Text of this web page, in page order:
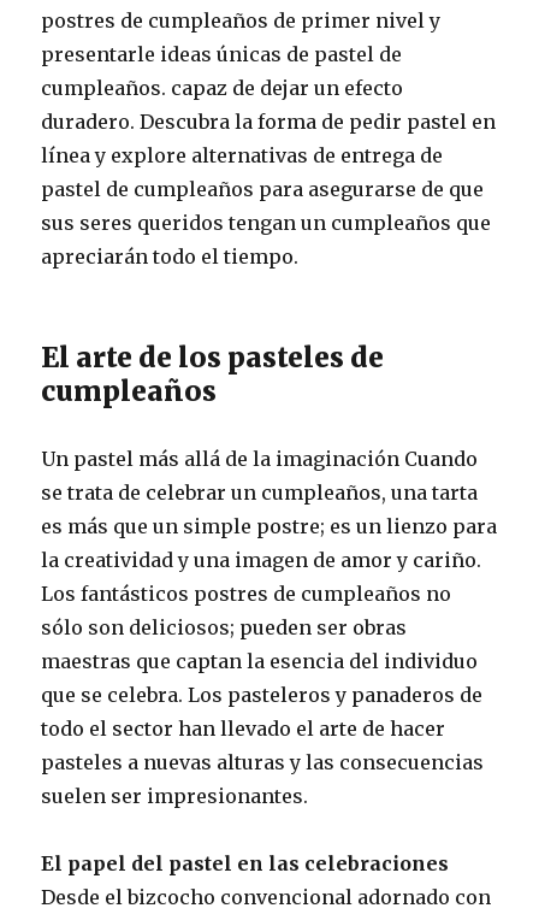
postres de cumpleaños de primer nivel y
presentarle ideas únicas de pastel de
cumpleaños. capaz de dejar un efecto
duradero. Descubra la forma de pedir pastel en
línea y explore alternativas de entrega de
pastel de cumpleaños para asegurarse de que
sus seres queridos tengan un cumpleaños que
apreciarán todo el tiempo.
El arte de los pasteles de
cumpleaños
Un pastel más allá de la imaginación Cuando
se trata de celebrar un cumpleaños, una tarta
es más que un simple postre; es un lienzo para
la creatividad y una imagen de amor y cariño.
Los fantásticos postres de cumpleaños no
sólo son deliciosos; pueden ser obras
maestras que captan la esencia del individuo
que se celebra. Los pasteleros y panaderos de
todo el sector han llevado el arte de hacer
pasteles a nuevas alturas y las consecuencias
suelen ser impresionantes.
El papel del pastel en las celebraciones
Desde el bizcocho convencional adornado con